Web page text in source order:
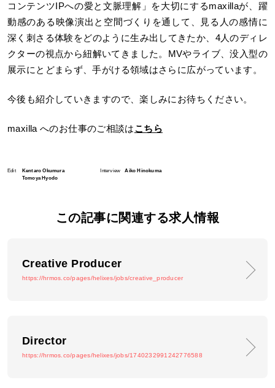
コンテンツIPへの愛と文脈理解」を大切にするmaxillaが、躍
動感のある映像演出と空間づくりを通して、見る人の感情に
深く刺さる体験をどのように生み出してきたか、4人のディレ
クターの視点から紐解いてきました。MVやライブ、没入型の
展示にとどまらず、手がける領域はさらに広がっています。
今後も紹介していきますので、楽しみにお待ちください。
maxilla へのお仕事のご相談はこちら
Edit
Kentaro Okumura
Tomoya Hyodo
Interview Aiko Hinokuma
この記事に関連する求人情報
Creative Producer
https://hrmos.co/pages/helixes/jobs/creative_producer
Director
https://hrmos.co/pages/helixes/jobs/1740232991242776588